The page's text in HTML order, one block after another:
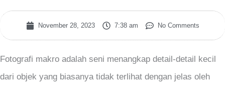
November 28, 2023 7:38 am No Comments
Fotografi makro adalah seni menangkap detail-detail kecil
dari objek yang biasanya tidak terlihat dengan jelas oleh